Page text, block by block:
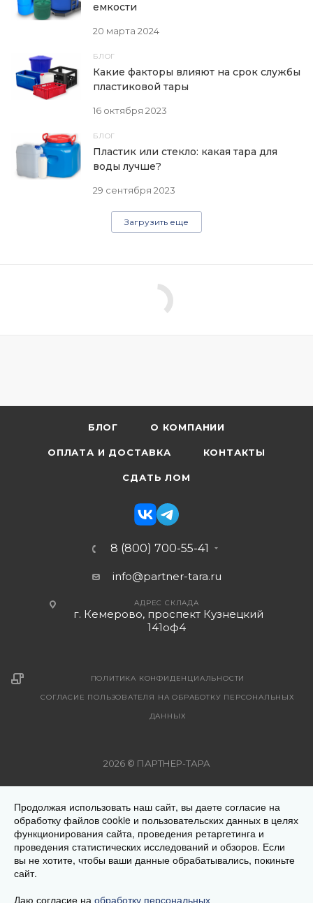
20 марта 2024
емкости
БЛОГ
16 октября 2023
Какие факторы влияют на срок службы
пластиковой тары
БЛОГ
29 сентября 2023
Пластик или стекло: какая тара для
воды лучше?
Загрузить еще
БЛОГ О КОМПАНИИ
ОПЛАТА И ДОСТАВКА КОНТАКТЫ
СДАТЬ ЛОМ
8 (800) 700-55-41
info@partner-tara.ru
АДРЕС СКЛАДА
г. Кемерово, проспект Кузнецкий
141оф4
ПОЛИТИКА КОНФИДЕНЦИАЛЬНОСТИ
СОГЛАСИЕ ПОЛЬЗОВАТЕЛЯ НА ОБРАБОТКУ ПЕРСОНАЛЬНЫХ
ДАННЫХ
2026 © ПАРТНЕР-ТАРА
на страницах с описанием товара. Все предложения на
сайте не являются публичной офертой. Окончательную
стоимость товара Вам уточнит менеджер при оформлении
заказа. Цена на продукцию меняется в зависимости от
региона местонахождения Заказчика. Обращаем ваше
Продолжая использовать наш сайт, вы даете согласие на
обработку файлов cookie и пользовательских данных в целях
функционирования сайта, проведения ретаргетинга и
проведения статистических исследований и обзоров. Если
вы не хотите, чтобы ваши данные обрабатывались, покиньте
сайт.
Даю согласие на обработку персональных